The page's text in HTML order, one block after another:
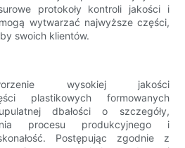
protokoły kontroli jakości i
wytwarzać najwyższe części,
swoich klientów.
wysokiej jakości
plastikowych formowanych
dbałości o szczegóły,
procesu produkcyjnego i
Postępując zgodnie z